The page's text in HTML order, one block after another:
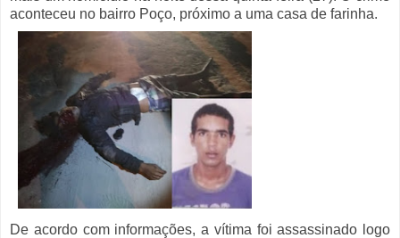
aconteceu no bairro Poço, próximo a uma casa de farinha.
De acordo com informações, a vítima foi assassinado logo